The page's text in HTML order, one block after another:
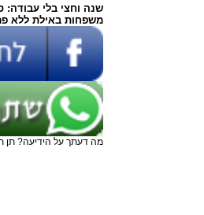
שנה וחצי בלי עבודה:
משפחות באילת ללא
מה דעתך על הידיעה? תן